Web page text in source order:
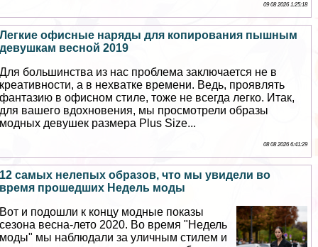
09 08 2026 1:25:18
Легкие офисные наряды для копирования пышным
дeвyшкам весной 2019
Для большинства из нас проблема заключается не в
креативности, а в нехватке времени. Ведь, проявлять
фантазию в офисном стиле, тоже не всегда легко. Итак,
для вашего вдохновения, мы просмотрели образы
модных дeвyшек размера Plus Size...
08 08 2026 6:41:29
12 самых нелепых образов, что мы увидели во
время прошедших Недель моды
Вот и подошли к концу модные показы
сезона весна-лето 2020. Во время "Недель
моды" мы наблюдали за уличным стилем и